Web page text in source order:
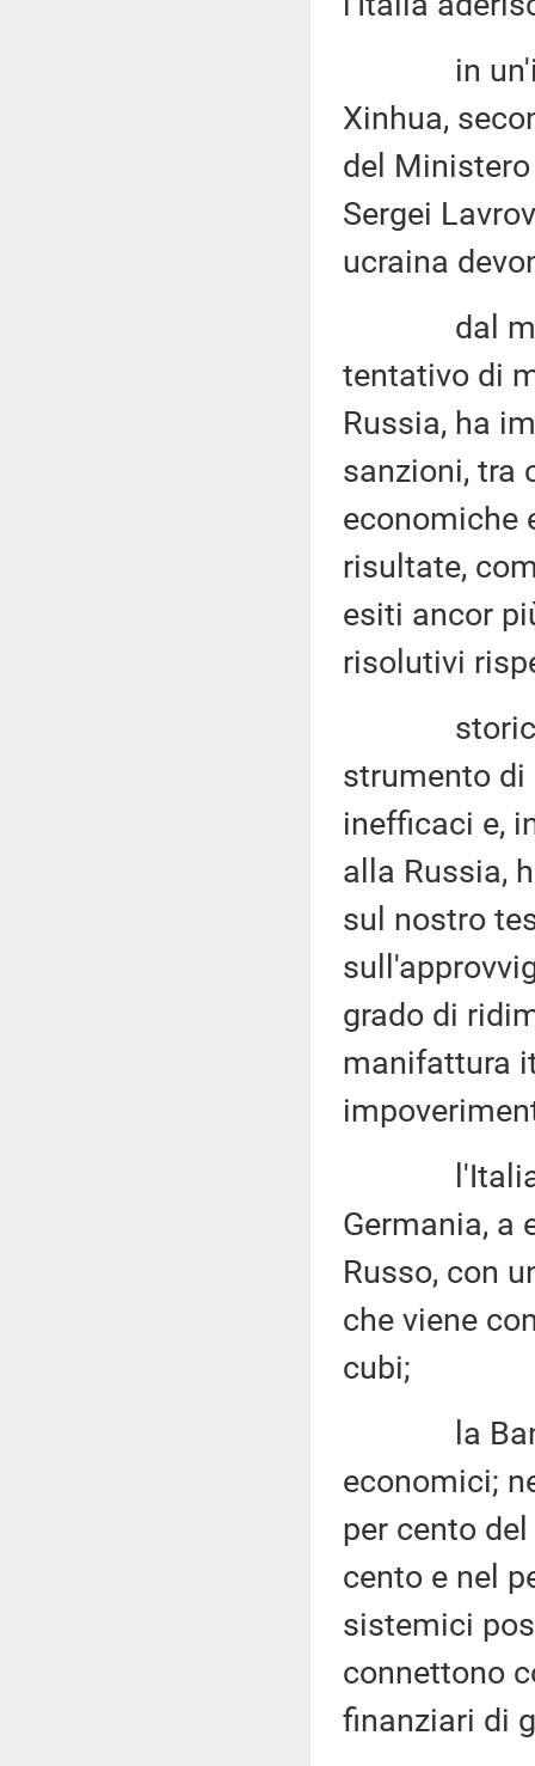
in
Xinhua,
del
Sergei
ucraina
dal mese
tentativo di
Russia, ha
sanzioni, tra
economiche
risultate,
esiti ancor
risolutivi
strumento
inefficaci e,
alla Russia,
sul nostro
grado di
manifattura
l'Italia è il
Germania, a
Russo, con
che viene
cubi;
la Banca
economici;
per cento
cento e nel
sistemici
connettono
finanziari di